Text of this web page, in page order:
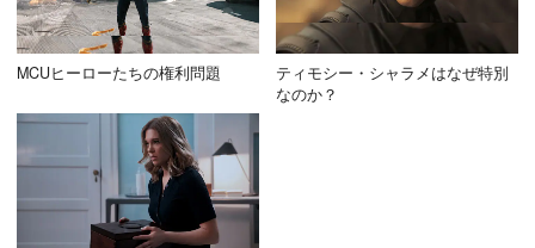
MCUヒーローたちの権利問題
ティモシー・シャラメはなぜ特別
なのか？